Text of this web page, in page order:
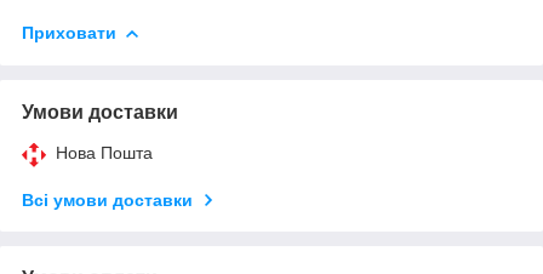
Приховати
Умови доставки
Нова Пошта
Всі умови доставки